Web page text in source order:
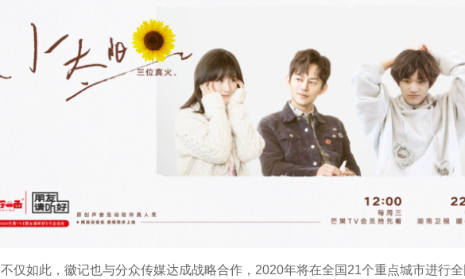
不仅如此，徽记也与分众传媒达成战略合作，2020年将在全国21个重点城市进行